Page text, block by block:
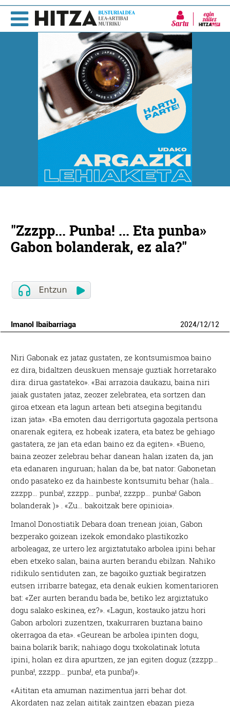
Sartu
"Zzzpp... Punba! ... Eta punba»
Gabon bolanderak, ez ala?"
Imanol Ibaibarriaga 2024/12/12
Niri Gabonak ez jataz gustaten, ze kontsumismoa baino
ez dira, bidaltzen deuskuen mensaje guztiak horretarako
dira: dirua gastateko». «Bai arrazoia daukazu, baina niri
jaiak gustaten jataz, zeozer zelebratea, eta sortzen dan
giroa etxean eta lagun artean beti atsegina begitandu
izan jata». «Ba emoten dau derrigortuta gagozala pertsona
onarenak egitera, ez hobeak izatera, eta batez be gehiago
gastatera, ze jan eta edan baino ez da egiten». «Bueno,
baina zeozer zelebrau behar danean halan izaten da, jan
eta edanaren inguruan; halan da be, bat nator: Gabonetan
ondo pasateko ez da hainbeste kontsumitu behar (hala…
zzzpp… punba!, zzzpp… punba!, zzzpp… punba! Gabon
bolanderak )» . «Zu… bakoitzak bere opinioia».
Imanol Donostiatik Debara doan trenean joian, Gabon
bezperako goizean izekok emondako plastikozko
arboleagaz, ze urtero lez argiztatutako arbolea ipini behar
eben etxeko salan, baina aurten berandu ebilzan. Nahiko
ridikulo sentiduten zan, ze bagoiko guztiak begiratzen
eutsen irribarre bategaz, eta denak eukien komentarioren
bat: «Zer aurten berandu bada be, betiko lez argiztatuko
dogu salako eskinea, ez?». «Lagun, kostauko jatzu hori
Gabon arbolori zuzentzen, txakurraren buztana baino
okerragoa da eta». «Geurean be arbolea ipinten dogu,
baina bolarik barik; nahiago dogu txokolatinak lotuta
ipini, holan ez dira apurtzen, ze jan egiten doguz (zzzpp…
punba!, zzzpp… punba!, eta punba!)».
«Aititan eta amuman nazimentua jarri behar dot.
Akordaten naz zelan aititak zaintzen ebazan pieza